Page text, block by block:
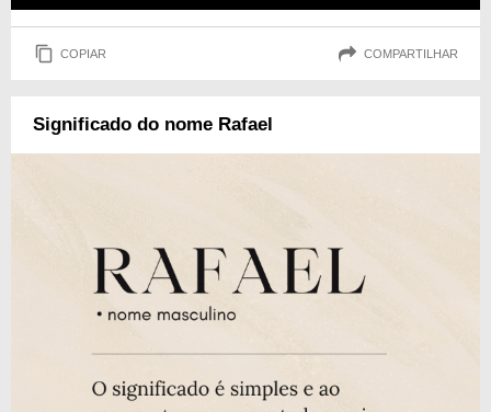
COPIAR COMPARTILHAR
Significado do nome Rafael